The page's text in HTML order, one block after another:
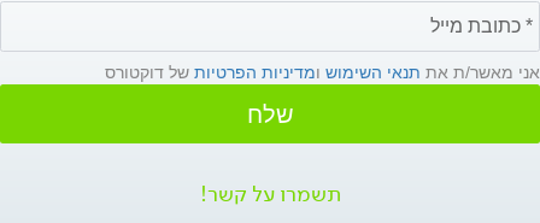
אני מאשר/ת את תנאי השימוש ומדיניות הפרטיות של דוקטורס
שלח
תשמרו על קשר!